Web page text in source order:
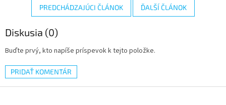
PREDCHÁDZAJÚCI ČLÁNOK ĎALŠÍ ČLÁNOK
Diskusia (0)
Buďte prvý, kto napíše príspevok k tejto položke.
PRIDAŤ KOMENTÁR